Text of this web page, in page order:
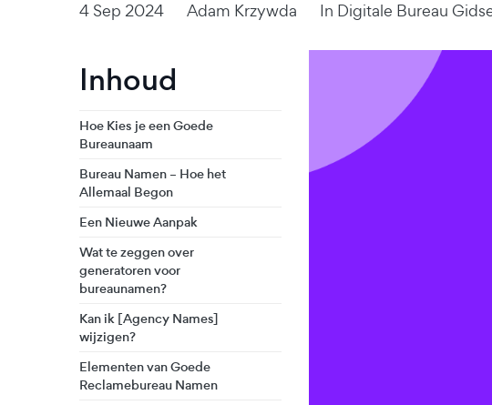
4 Sep 2024 Adam Krzywda In Digitale Bureau
Inhoud
Hoe Kies je een Goede
Bureaunaam
Bureau Namen – Hoe het
Allemaal Begon
Een Nieuwe Aanpak
Wat te zeggen over
generatoren voor
bureaunamen?
Kan ik [Agency Names]
wijzigen?
Elementen van Goede
Reclamebureau Namen